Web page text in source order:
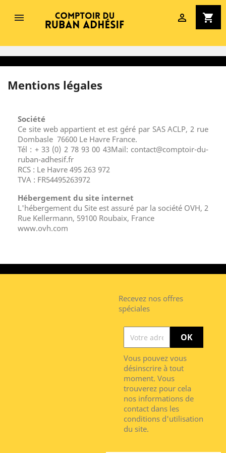
 shopping_cart

Mentions légales
Société
Ce site web appartient et est géré par SAS ACLP, 2 rue
Dombasle 76600 Le Havre France.
Tél : + 33 (0) 2 78 93 00 43Mail: contact@comptoir-du-
ruban-adhesif.fr
RCS : Le Havre 495 263 972
TVA : FR54495263972
Hébergement du site internet
L'hébergement du Site est assuré par la société OVH, 2
Rue Kellermann, 59100 Roubaix, France
www.ovh.com
Recevez nos offres
spéciales
Vous pouvez vous
désinscrire à tout
moment. Vous
trouverez pour cela
nos informations de
contact dans les
conditions d'utilisation
du site.